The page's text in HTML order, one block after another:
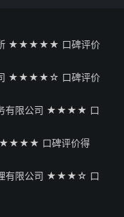
所 ★★★★★ 口碑评价
司 ★★★★☆ 口碑评价
务有限公司 ★★★★ 口
★★★★ 口碑评价得
理有限公司 ★★★☆ 口